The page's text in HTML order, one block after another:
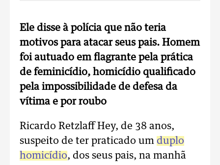
Ele disse à polícia que não teria
motivos para atacar seus pais. Homem
foi autuado em flagrante pela prática
de feminicídio, homicídio qualificado
pela impossibilidade de defesa da
vítima e por roubo
Ricardo Retzlaff Hey, de 38 anos,
suspeito de ter praticado um duplo
homicídio, dos seus pais, na manhã